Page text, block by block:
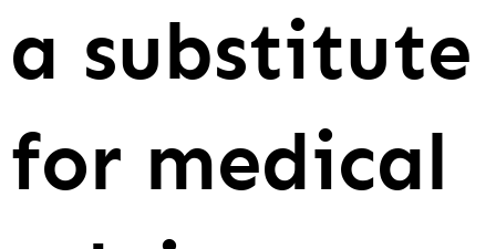
a substitute
for medical